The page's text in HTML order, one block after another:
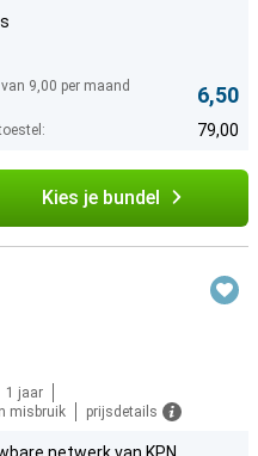
9,00 per maand
6,50
79,00
Kies je bundel
1 jaar
misbruik
prijsdetails